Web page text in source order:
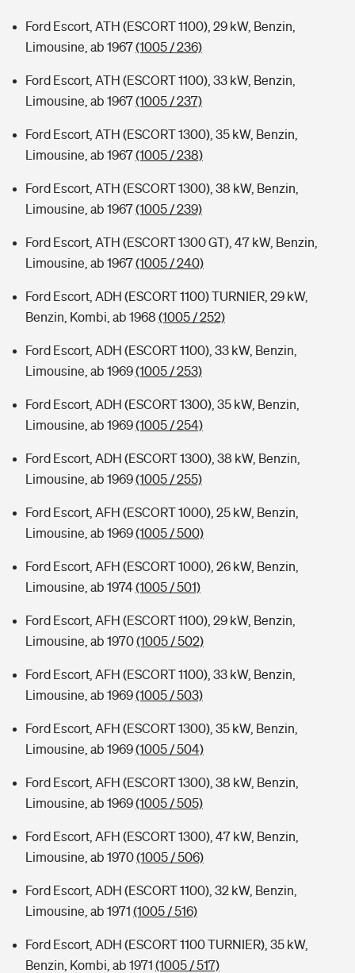
Ford Escort, ATH (ESCORT 1100), 29 kW, Benzin,
Limousine, ab 1967(1005 / 236)
Ford Escort, ATH (ESCORT 1100), 33 kW, Benzin,
Limousine, ab 1967(1005 / 237)
Ford Escort, ATH (ESCORT 1300), 35 kW, Benzin,
Limousine, ab 1967(1005 / 238)
Ford Escort, ATH (ESCORT 1300), 38 kW, Benzin,
Limousine, ab 1967(1005 / 239)
Ford Escort, ATH (ESCORT 1300 GT), 47 kW, Benzin,
Limousine, ab 1967(1005 / 240)
Ford Escort, ADH (ESCORT 1100) TURNIER, 29 kW,
Benzin, Kombi, ab 1968 (1005 / 252)
Ford Escort, ADH (ESCORT 1100), 33 kW, Benzin,
Limousine, ab 1969(1005 / 253)
Ford Escort, ADH (ESCORT 1300), 35 kW, Benzin,
Limousine, ab 1969(1005 / 254)
Ford Escort, ADH (ESCORT 1300), 38 kW, Benzin,
Limousine, ab 1969(1005 / 255)
Ford Escort, AFH (ESCORT 1000), 25 kW, Benzin,
Limousine, ab 1969(1005 / 500)
Ford Escort, AFH (ESCORT 1000), 26 kW, Benzin,
Limousine, ab 1974(1005 / 501)
Ford Escort, AFH (ESCORT 1100), 29 kW, Benzin,
Limousine, ab 1970(1005 / 502)
Ford Escort, AFH (ESCORT 1100), 33 kW, Benzin,
Limousine, ab 1969(1005 / 503)
Ford Escort, AFH (ESCORT 1300), 35 kW, Benzin,
Limousine, ab 1969(1005 / 504)
Ford Escort, AFH (ESCORT 1300), 38 kW, Benzin,
Limousine, ab 1969(1005 / 505)
Ford Escort, AFH (ESCORT 1300), 47 kW, Benzin,
Limousine, ab 1970(1005 / 506)
Ford Escort, ADH (ESCORT 1100), 32 kW, Benzin,
Limousine, ab 1971 (1005 / 516)
Ford Escort, ADH (ESCORT 1100 TURNIER), 35 kW,
Benzin, Kombi, ab 1971 (1005 / 517)